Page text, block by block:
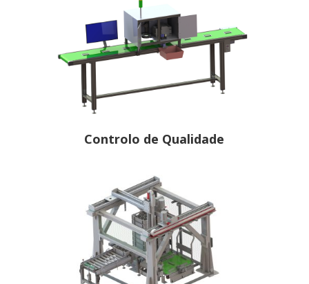
Controlo de Qualidade